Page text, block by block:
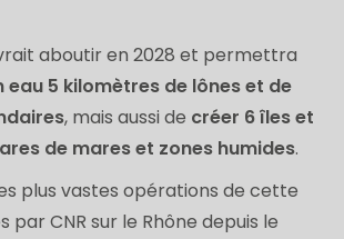
aboutir en 2028 et permettra
eau 5 kilomètres de lônes et de
, mais aussi de créer 6 îles et
de mares et zones humides.
plus vastes opérations de cette
par CNR sur le Rhône depuis le